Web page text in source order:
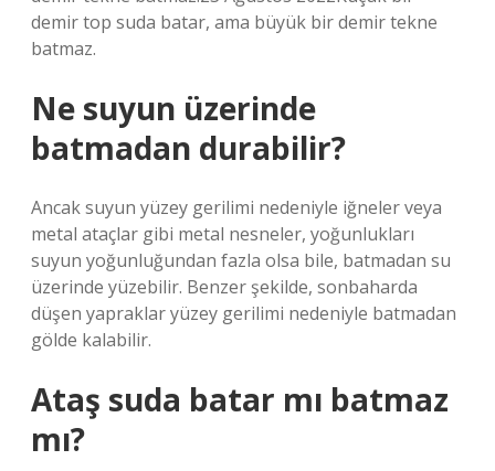
demir top suda batar, ama büyük bir demir tekne
batmaz.
Ne suyun üzerinde
batmadan durabilir?
Ancak suyun yüzey gerilimi nedeniyle iğneler veya
metal ataçlar gibi metal nesneler, yoğunlukları
suyun yoğunluğundan fazla olsa bile, batmadan su
üzerinde yüzebilir. Benzer şekilde, sonbaharda
düşen yapraklar yüzey gerilimi nedeniyle batmadan
gölde kalabilir.
Ataş suda batar mı batmaz
mı?